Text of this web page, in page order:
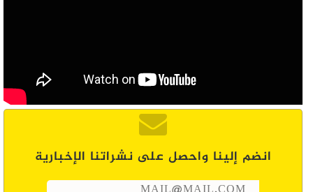
انضم إلينا واحصل على نشراتنا الإخبارية